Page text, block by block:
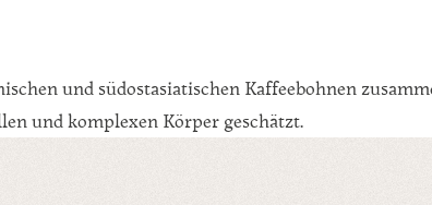
und südostasiatischen Kaffeebohnen
und komplexen Körper geschätzt.